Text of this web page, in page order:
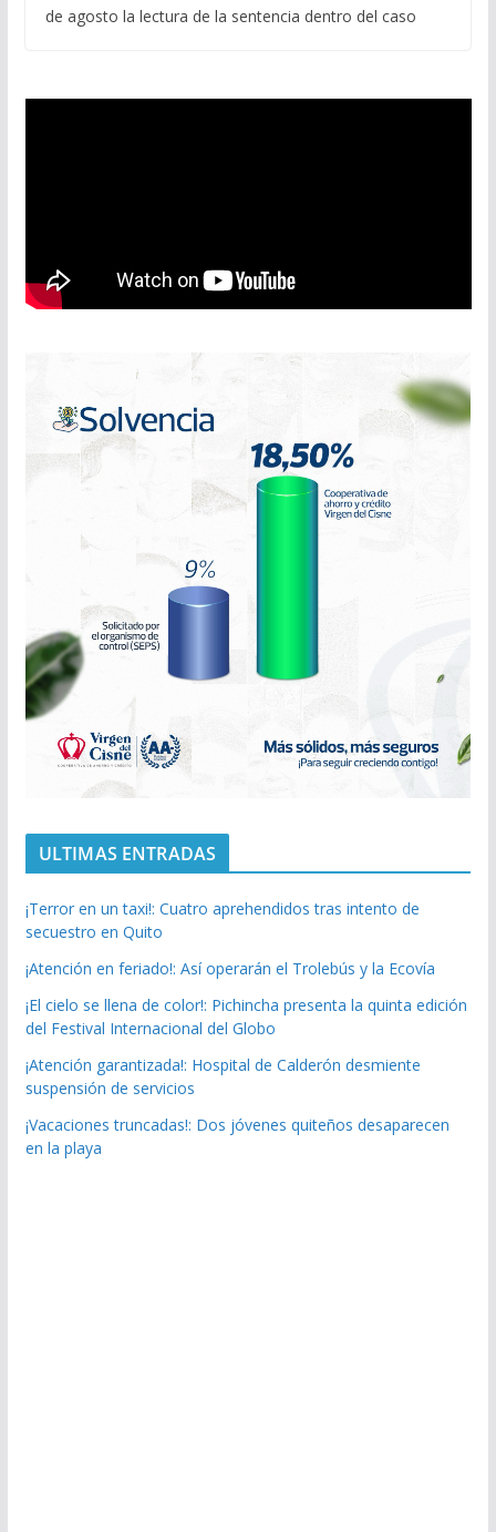
de agosto la lectura de la sentencia dentro del caso
ULTIMAS ENTRADAS
¡Terror en un taxi!: Cuatro aprehendidos tras intento de
secuestro en Quito
¡Atención en feriado!: Así operarán el Trolebús y la Ecovía
¡El cielo se llena de color!: Pichincha presenta la quinta edición
del Festival Internacional del Globo
¡Atención garantizada!: Hospital de Calderón desmiente
suspensión de servicios
¡Vacaciones truncadas!: Dos jóvenes quiteños desaparecen
en la playa